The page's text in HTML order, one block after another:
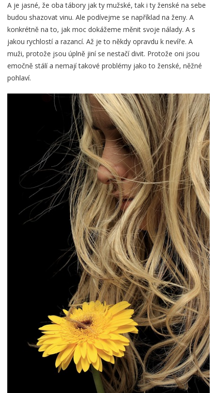
A je jasné, že oba tábory jak ty mužské, tak i ty ženské na sebe
budou shazovat vinu. Ale podívejme se například na ženy. A
konkrétně na to, jak moc dokážeme měnit svoje nálady. A s
jakou rychlostí a razancí. Až je to někdy opravdu k nevíře. A
muži, protože jsou úplně jiní se nestačí divit. Protože oni jsou
emočně stálí a nemají takové problémy jako to ženské, něžné
pohlaví.